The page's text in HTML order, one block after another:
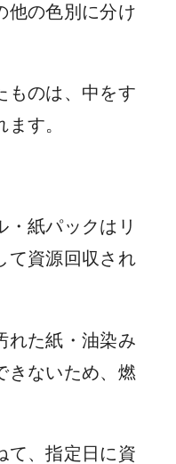
他の色別に分け
ものは、中をす
す。
・紙パックはリ
て資源回収され
れた紙・油染み
きないため、燃
て、指定日に資